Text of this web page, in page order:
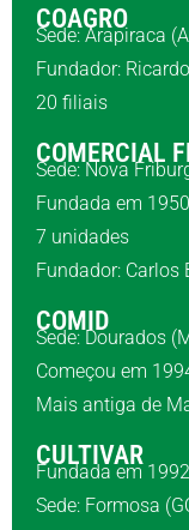
COAGRO
Sede: Arapiraca
Fundador:
20 filiais
COMERCIAL
Sede: Nova
Fundada em 1950
7 unidades
Fundador: Carlos
COMID
Sede: Dourados
Começou em
Mais antiga de
CULTIVAR
Fundada em 1992
Sede: Formosa